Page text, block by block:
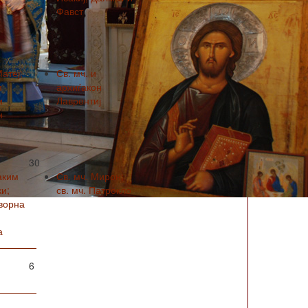
Фавст
23
Св. мч. и
архиѓакон
Лаврентиј
30
Св. мч. Мирон;
св. мч. Патрокло
6